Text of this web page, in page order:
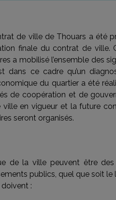
de ville de Thouars a été
finale du contrat de ville.
a mobilisé l’ensemble des
dans ce cadre qu’un
du quartier a été
de coopération et de
en vigueur et la future
seront organisés.
de la ville peuvent être des
publics, quel que soit le
: